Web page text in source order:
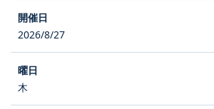
2026/8/27
木